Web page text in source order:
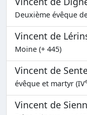
Deuxième évêque
Vincent de
Moine (+ 445)
Vincent de
évêque et martyr (IV
Vincent de